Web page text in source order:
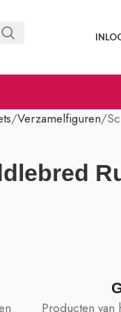
Verzamelfiguren
Producten van